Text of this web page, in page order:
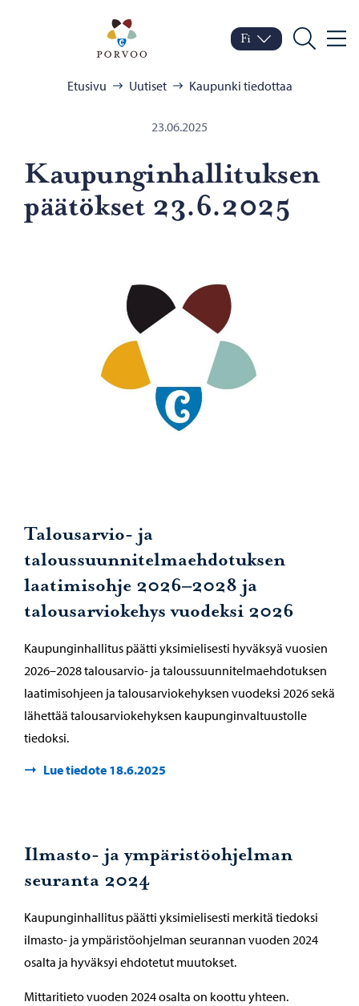
Porvoo – Siirry
Vaihda kieltä
Nykyinen kieli: Suomi
Fi
Hae
Etusivu Uutiset Kaupunki tiedottaa
23.06.2025
Kau­pun­gin­hal­li­tuk­sen
pää­tök­set 23.6.2025
Talousarvio- ja
taloussuunnitelmaehdotuksen
laatimisohje 2026–2028 ja
talousarviokehys vuodeksi 2026
Kaupunginhallitus päätti yksimielisesti hyväksyä vuosien
2026–2028 talousarvio- ja taloussuunnitelmaehdotuksen
laatimisohjeen ja talousarviokehyksen vuodeksi 2026 sekä
lähettää talousarviokehyksen kaupunginvaltuustolle
tiedoksi.
Lue tiedote 18.6.2025
Ilmasto- ja ympäristöohjelman
seuranta 2024
Kaupunginhallitus päätti yksimielisesti merkitä tiedoksi
ilmasto- ja ympäristöohjelman seurannan vuoden 2024
osalta ja hyväksyi ehdotetut muutokset.
Mittaritieto vuoden 2024 osalta on koottu yhteen.